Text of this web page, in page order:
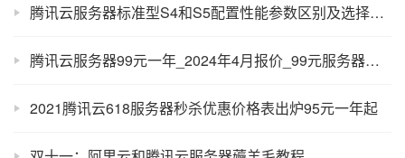
腾讯云服务器标准型S4和S5配置性能参数区别及选择攻略
腾讯云服务器99元一年_2024年4月报价_99元服务器配置性能
2021腾讯云618服务器秒杀优惠价格表出炉95元一年起